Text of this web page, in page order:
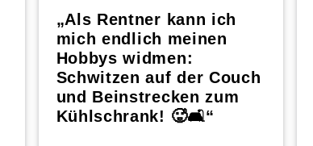
„Als Rentner kann ich
mich endlich meinen
Hobbys widmen:
Schwitzen auf der Couch
und Beinstrecken zum
Kühlschrank! 🥵🛋️“